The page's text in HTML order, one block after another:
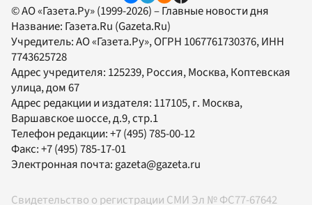
© АО «Газета.Ру» (1999-2026) – Главные новости дня
Название: Газета.Ru (Gazeta.Ru)
Учредитель:АО «Газета.Ру», ОГРН 1067761730376, ИНН
7743625728
Адрес учредителя: 125239, Россия, Москва, Коптевская
улица, дом 67
Адрес редакции и издателя: 117105, г. Москва,
Варшавское шоссе, д.9, стр.1
Телефон редакции:+7 (495) 785-00-12
Факс:+7 (495) 785-17-01
Электронная почта:gazeta@gazeta.ru
Свидетельство о регистрации СМИ Эл № ФС77-67642